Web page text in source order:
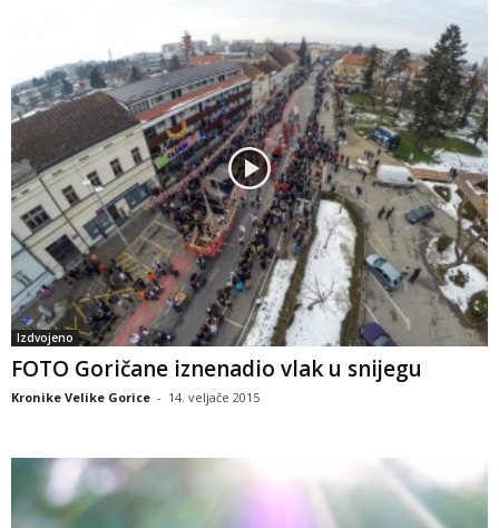
Izdvojeno
FOTO Goričane iznenadio vlak u snijegu
Kronike Velike Gorice - 14. veljače 2015